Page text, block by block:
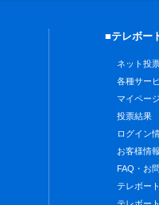
■テレボー
ネット投
各種サー
マイページ
投票結果
ログイン
お客様情
FAQ・お
テレボー